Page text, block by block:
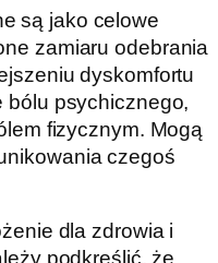
są jako celowe
zamiaru odebrania
dyskomfortu
bólu psychicznego,
fizycznym. Mogą
czegoś
dla zdrowia i
podkreślić, że